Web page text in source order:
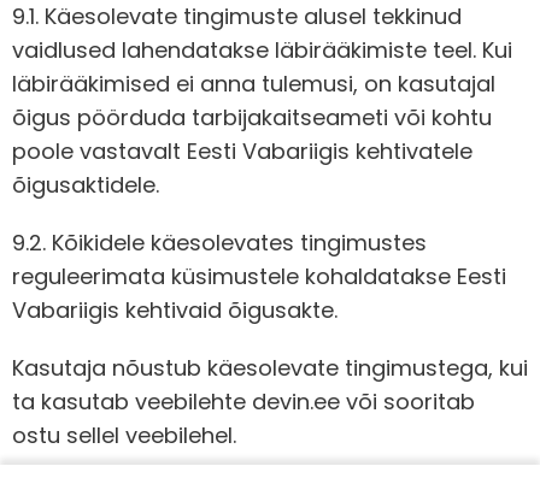
9.1. Käesolevate tingimuste alusel tekkinud
vaidlused lahendatakse läbirääkimiste teel. Kui
läbirääkimised ei anna tulemusi, on kasutajal
õigus pöörduda tarbijakaitseameti või kohtu
poole vastavalt Eesti Vabariigis kehtivatele
õigusaktidele.
9.2. Kõikidele käesolevates tingimustes
reguleerimata küsimustele kohaldatakse Eesti
Vabariigis kehtivaid õigusakte.
Kasutaja nõustub käesolevate tingimustega, kui
ta kasutab veebilehte devin.ee või sooritab
ostu sellel veebilehel.